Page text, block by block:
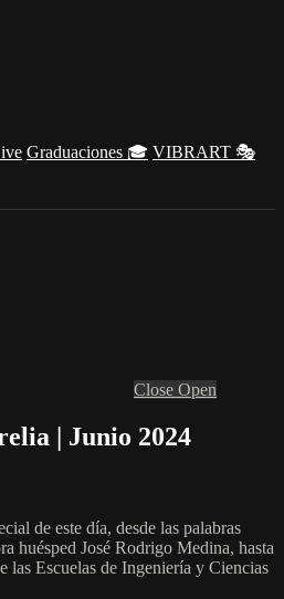
Graduaciones 🎓 VIBRART 🎭
Close Open
| Junio 2024
de este día, desde las palabras
huésped José Rodrigo Medina, hasta
las Escuelas de Ingeniería y Ciencias